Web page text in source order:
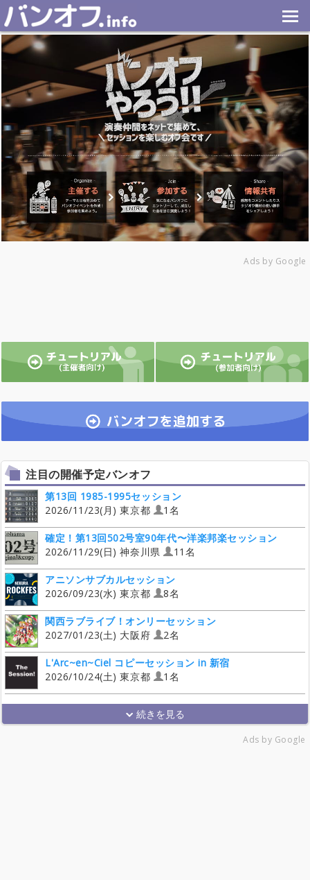
Ads by Google
注目の開催予定バンオフ
第13回 1985-1995セッション
2026/11/23(月) 東京都
1名
確定！第13回502号室90年代〜洋楽邦楽セッション
2026/11/29(日) 神奈川県
11名
アニソンサブカルセッション
2026/09/23(水) 東京都
8名
関西ラブライブ！オンリーセッション
2027/01/23(土) 大阪府
2名
L'Arc~en~Ciel コピーセッション in 新宿
2026/10/24(土) 東京都
1名
Ads by Google